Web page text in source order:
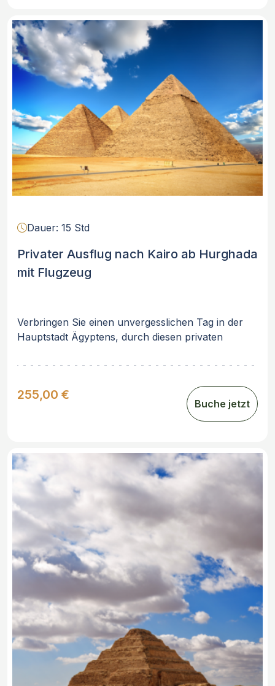
Dauer: 15 Std
Privater Ausflug nach Kairo ab Hurghada
mit Flugzeug
Verbringen Sie einen unvergesslichen Tag in der
Hauptstadt Ägyptens, durch diesen privaten
Ihre Tour führt Sie zu den weltberühmten
existierenden Weltwunder der Antike. Bewundern
Sie die majestätische Schönheit der Pyramiden und
erfahren Sie eindrucksvolle Details über ihre
und Altstadt Kairo
255,00 €
Buche jetzt